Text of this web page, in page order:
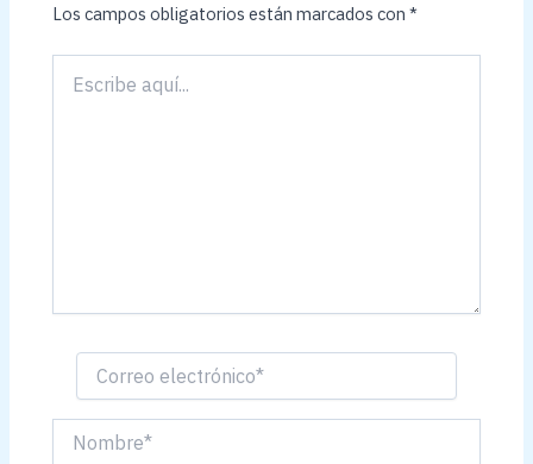
Los campos obligatorios están marcados con*
aquí...
Correo
electrónico*